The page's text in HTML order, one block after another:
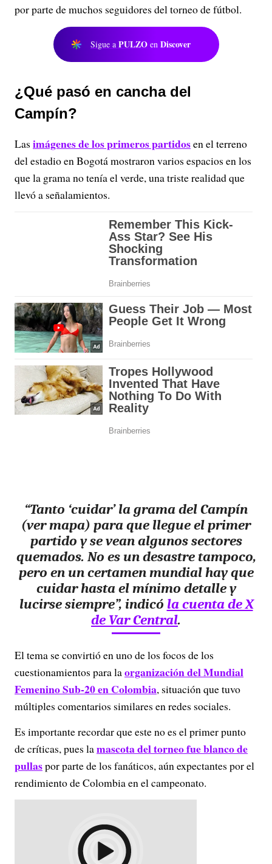
por parte de muchos seguidores del torneo de fútbol.
Sigue a PULZO en Discover
¿Qué pasó en cancha del
Campín?
Las imágenes de los primeros partidosen el terreno
del estadio en Bogotá mostraron varios espacios en los
que la grama no tenía el verde, una triste realidad que
llevó a señalamientos.
“Tanto ‘cuidar’ la grama del Campín
(ver mapa) para que llegue el primer
partido y se vean algunos sectores
quemados. No es un desastre tampoco,
pero en un certamen mundial hay que
cuidar hasta el mínimo detalle y
lucirse siempre”, indicó la cuenta de X
de Var Central.
El tema se convirtió en uno de los focos de los
cuestionamientos para laorganización del Mundial
Femenino Sub-20 en Colombia, situación que tuvo
múltiples comentarios similares en redes sociales.
Es importante recordar que este no es el primer punto
de críticas, pues lamascota del torneo fue blanco de
pullaspor parte de los fanáticos, aún expectantes por el
rendimiento de Colombia en el campeonato.